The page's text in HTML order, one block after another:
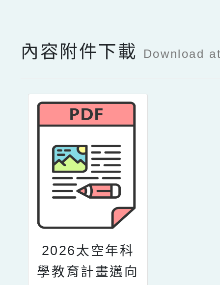
內容附件下載 Download
2026太空年科
學教育計畫邁向